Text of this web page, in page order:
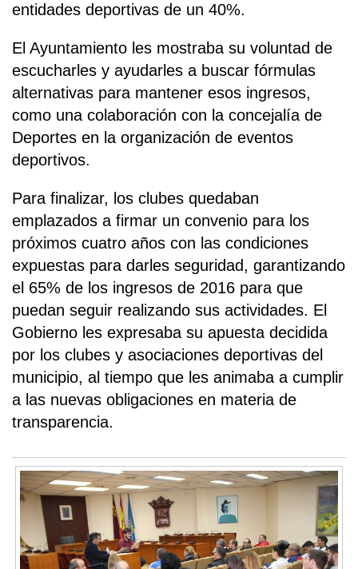
entidades deportivas de un 40%.
El Ayuntamiento les mostraba su voluntad de
escucharles y ayudarles a buscar fórmulas
alternativas para mantener esos ingresos,
como una colaboración con la concejalía de
Deportes en la organización de eventos
deportivos.
Para finalizar, los clubes quedaban
emplazados a firmar un convenio para los
próximos cuatro años con las condiciones
expuestas para darles seguridad, garantizando
el 65% de los ingresos de 2016 para que
puedan seguir realizando sus actividades. El
Gobierno les expresaba su apuesta decidida
por los clubes y asociaciones deportivas del
municipio, al tiempo que les animaba a cumplir
a las nuevas obligaciones en materia de
transparencia.